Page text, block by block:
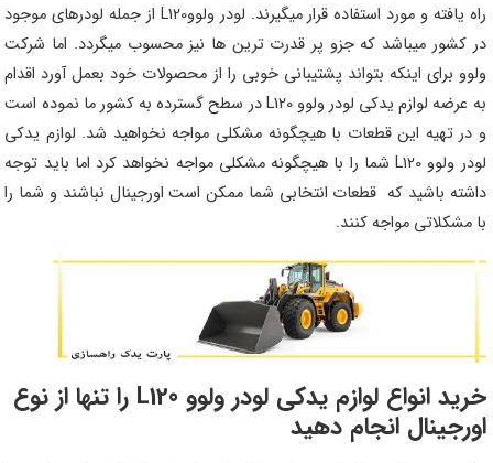
راه یافته و مورد استفاده قرار میگیرند. لودر ولووL120 از جمله لودرهای موجود
در کشور میباشد که جزو پر قدرت ترین ها نیز محسوب میگردد. اما شرکت
ولوو برای اینکه بتواند پشتیبانی خوبی را از محصولات خود بعمل آورد اقدام
به عرضه لوازم یدکی لودر ولوو L120 در سطح گسترده به کشور ما نموده است
و در تهیه این قطعات با هیچگونه مشکلی مواجه نخواهید شد. لوازم یدکی
لودر ولوو L120‌ شما را با هیچگونه مشکلی مواجه نخواهد کرد اما باید توجه
داشته باشید که قطعات انتخابی شما ممکن است اورجینال نباشند و شما را
با مشکلاتی مواجه کنند.
خرید انواع لوازم یدکی لودر ولوو L120 را تنها از نوع
اورجینال انجام دهید